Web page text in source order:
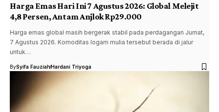
Harga Emas Hari Ini 7 Agustus 2026: Global Melejit
4,8 Persen, Antam Anjlok Rp29.000
Harga emas global masih bergerak stabil pada perdagangan Jumat,
7 Agustus 2026. Komoditas logam mulia tersebut berada di jalur
untuk…
BySyifa FauziahHardani Triyoga